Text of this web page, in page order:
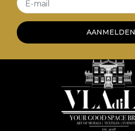
E-mail
AANMELDEN